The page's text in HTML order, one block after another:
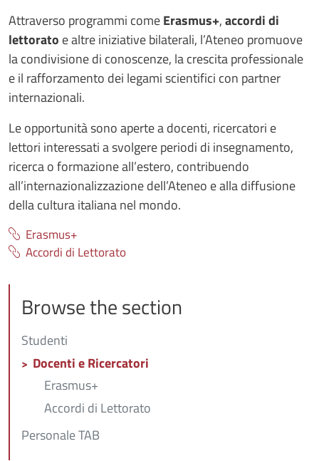
Attraverso programmi comeErasmus+,accordi di
lettorato e altre iniziative bilaterali, l’Ateneo promuove
la condivisione di conoscenze, la crescita professionale
e il rafforzamento dei legami scientifici con partner
internazionali.
Le opportunità sono aperte a docenti, ricercatori e
lettori interessati a svolgere periodi di insegnamento,
ricerca o formazione all’estero, contribuendo
all’internazionalizzazione dell’Ateneo e alla diffusione
della cultura italiana nel mondo.
Erasmus+
Accordi di Lettorato
Browse the section
Studenti
Docenti e Ricercatori
Erasmus+
Accordi di Lettorato
Personale TAB